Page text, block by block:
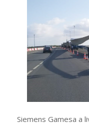
Siemens Gamesa a